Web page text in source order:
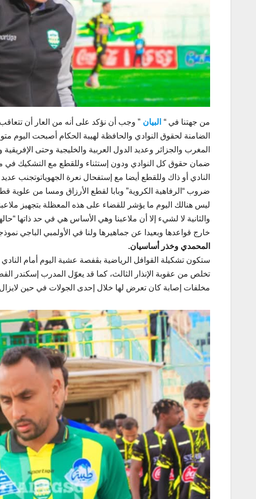
من جهتنا في “ البيان ” وجب أن نؤكد على أنه من العار أن تتعاقب
الضامنة لحقوق النوادي والحافظة لهيبة الحكام أصبحت اليوم
المغرب والجزائر وعديد الدول العربية والخليجية وحتى
ضمان حقوق كل النوادي ودون إستثناء وللقطع مع التشكيك في
النادي أو ذاك وللقطع أيضا مع إستفحال نعرة الجهوياتوتجنب
ضروب “الرفاهية الكروية” وبابا لقطع الأرزاق ومسا من علوية
ليس هنالك اليوم ما يؤشر للقضاء على هذه المعظلة بتجهيز
والثانية لا لشيء إلا أن ملاعبنا وهي الأساس هي في حد ذاتها
خارج قواعدها وبعيدا عن جماهيرها ولنا في الأولمبي الباجي
المحمدي وخذر أساسيان.
ستكون تشكيلة القوافل الرياضية بڨفصة عشية اليوم أمام
تخلص من عقوبة الإنذار الثالث، كما قد يعوّل المدرب
مخلفات إصابة كان تعرض لها خلال إحدى الجولات في حين